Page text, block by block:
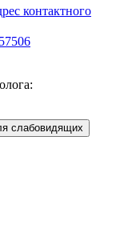
контактного
слабовидящих